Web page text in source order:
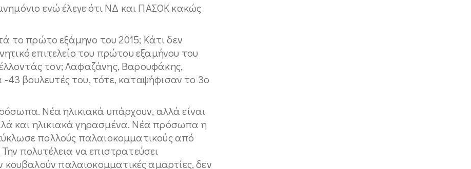
ενώ έλεγε ότι ΝΔ και ΠΑΣΟΚ κακώς
το πρώτο εξάμηνο του 2015; Κάτι δεν
επιτελείο του πρώτου εξαμήνου του
τον; Λαφαζάνης, Βαρουφάκης,
βουλευτές του, τότε, καταψήφισαν το 3ο
Νέα ηλικιακά υπάρχουν, αλλά είναι
και ηλικιακά γηρασμένα. Νέα πρόσωπα η
πολλούς παλαιοκομματικούς από
πολυτέλεια να επιστρατεύσει
παλαιοκομματικές αμαρτίες, δεν